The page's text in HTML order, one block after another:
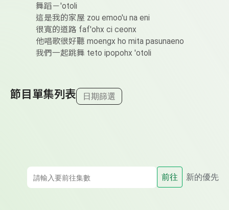
舞蹈－'otoli
這是我的家屋 zou emoo'u na eni
很寬的道路 faf'ohx ci ceonx
他唱歌很好聽 moengx ho mita pasunaeno
我們一起跳舞 teto ipopohx 'otoli
節目單集列表 日期篩選
前往 新的優先